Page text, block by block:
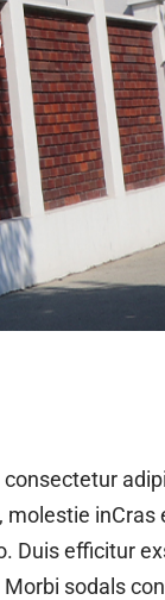
inCras
Duis efficitur
sodals